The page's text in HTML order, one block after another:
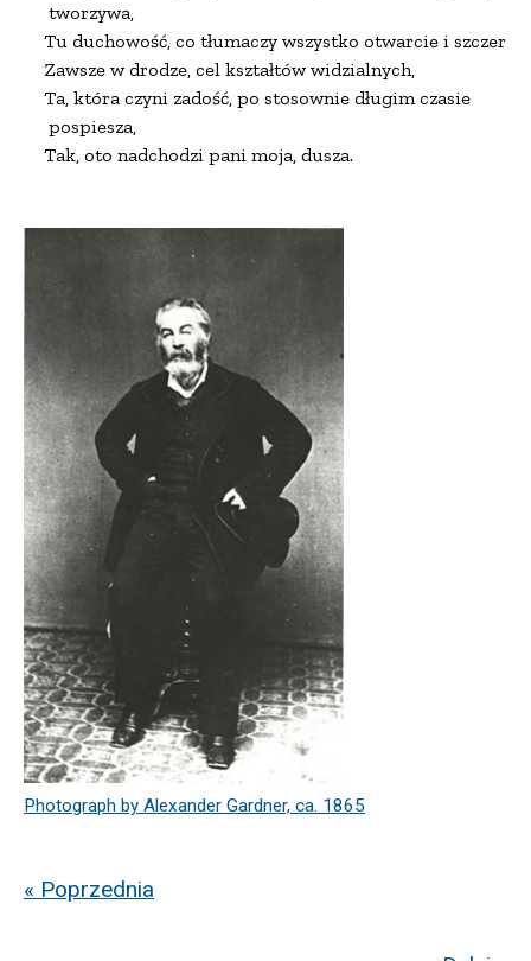
tworzywa,
Tu duchowość, co tłumaczy wszystko otwarcie i szczerze,
Zawsze w drodze, cel kształtów widzialnych,
Ta, która czyni zadość, po stosownie długim czasie
pospiesza,
Tak, oto nadchodzi pani moja, dusza.
Photograph by Alexander Gardner, ca. 1865
« Poprzednia